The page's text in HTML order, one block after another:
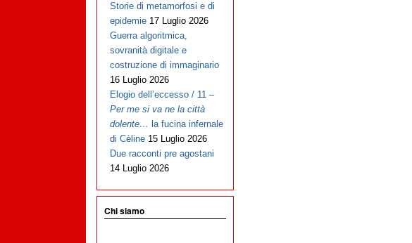
Storie di metamorfosi e di
epidemie 17 Luglio 2026
Guerra algoritmica,
sovranità digitale e
costruzione di immaginario
16 Luglio 2026
Elogio dell’eccesso / 11 –
Per me si va ne la città
dolente… la fucina infernale
di Cèline 15 Luglio 2026
Due racconti pre agostani
14 Luglio 2026
Chi siamo